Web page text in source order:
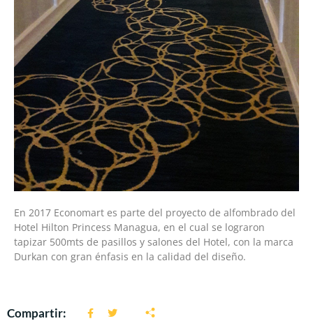
En 2017 Economart es parte del proyecto de alfombrado del
Hotel Hilton Princess Managua, en el cual se lograron
tapizar 500mts de pasillos y salones del Hotel, con la marca
Durkan con gran énfasis en la calidad del diseño.
Compartir: